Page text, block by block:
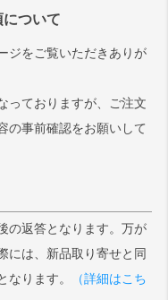
ついて
ジをご覧いただきありが
っておりますが、ご注文
の事前確認をお願いして
の返答となります。万が
には、新品取り寄せと同
ります。
（詳細はこち